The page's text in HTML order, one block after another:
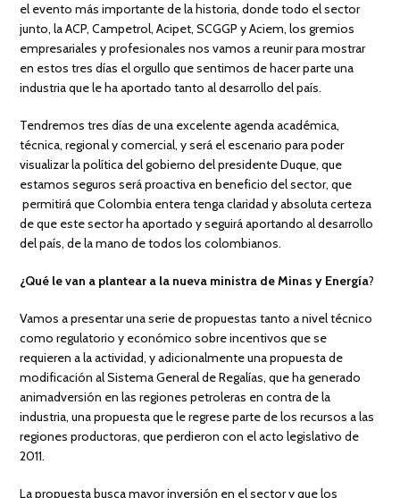
el evento más importante de la historia, donde todo el sector
junto, la ACP, Campetrol, Acipet, SCGGP y Aciem, los gremios
empresariales y profesionales nos vamos a reunir para mostrar
en estos tres días el orgullo que sentimos de hacer parte una
industria que le ha aportado tanto al desarrollo del país.
Tendremos tres días de una excelente agenda académica,
técnica, regional y comercial, y será el escenario para poder
visualizar la política del gobierno del presidente Duque, que
estamos seguros será proactiva en beneficio del sector, que
permitirá que Colombia entera tenga claridad y absoluta certeza
de que este sector ha aportado y seguirá aportando al desarrollo
del país, de la mano de todos los colombianos.
¿Qué le van a plantear a la nueva ministra de Minas y Energía?
Vamos a presentar una serie de propuestas tanto a nivel técnico
como regulatorio y económico sobre incentivos que se
requieren a la actividad, y adicionalmente una propuesta de
modificación al Sistema General de Regalías, que ha generado
animadversión en las regiones petroleras en contra de la
industria, una propuesta que le regrese parte de los recursos a las
regiones productoras, que perdieron con el acto legislativo de
2011.
La propuesta busca mayor inversión en el sector y que los